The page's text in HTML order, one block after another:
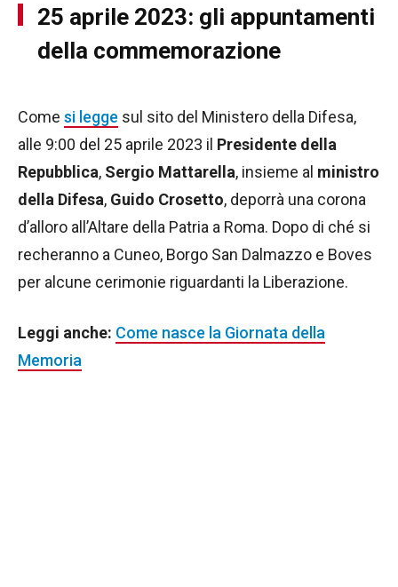
25 aprile 2023: gli appuntamenti
della commemorazione
Come si legge sul sito del Ministero della Difesa,
alle 9:00 del 25 aprile 2023 il Presidente della
Repubblica, Sergio Mattarella, insieme al ministro
della Difesa, Guido Crosetto, deporrà una corona
d’alloro all’Altare della Patria a Roma. Dopo di ché si
recheranno a Cuneo, Borgo San Dalmazzo e Boves
per alcune cerimonie riguardanti la Liberazione.
Leggi anche: Come nasce la Giornata della
Memoria